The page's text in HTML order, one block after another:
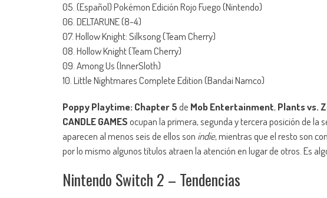
05. (Español) Pokémon Edición Rojo Fuego (Nintendo)
06. DELTARUNE (8-4)
07. Hollow Knight: Silksong (Team Cherry)
08. Hollow Knight (Team Cherry)
09. Among Us (InnerSloth)
10. Little Nightmares Complete Edition (Bandai Namco)
Poppy Playtime: Chapter 5de Mob Entertainment, Plants vs.
CANDLE GAMESocupan la primera, segunda y tercera posición de la
aparecen al menos seis de ellos son indie, mientras que el resto son
por lo mismo algunos títulos atraen la atención en lugar de otros. Es
Nintendo Switch 2 – Tendencias